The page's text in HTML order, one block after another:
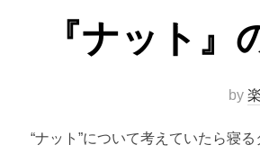
『ナット
by
“ナット”について考えていたら寝